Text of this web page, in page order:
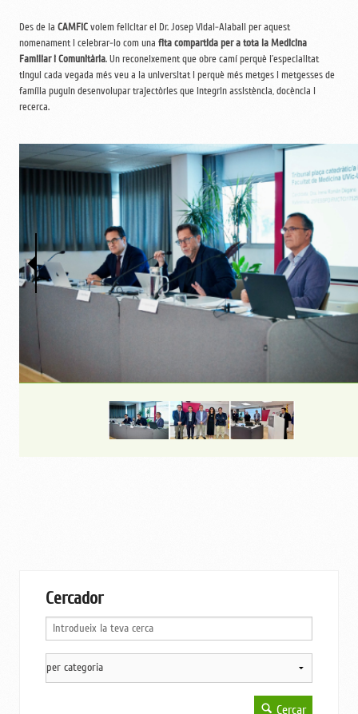
Des de la CAMFiCvolem felicitar el Dr. Josep Vidal-Alaball per aquest
nomenament i celebrar-lo com una fita compartida per a tota la Medicina
Familiar i Comunitària. Un reconeixement que obre camí perquè l’especialitat
tingui cada vegada més veu a la universitat i perquè més metges i metgesses de
família puguin desenvolupar trajectòries que integrin assistència, docència i
recerca.
Cercador
Cercar